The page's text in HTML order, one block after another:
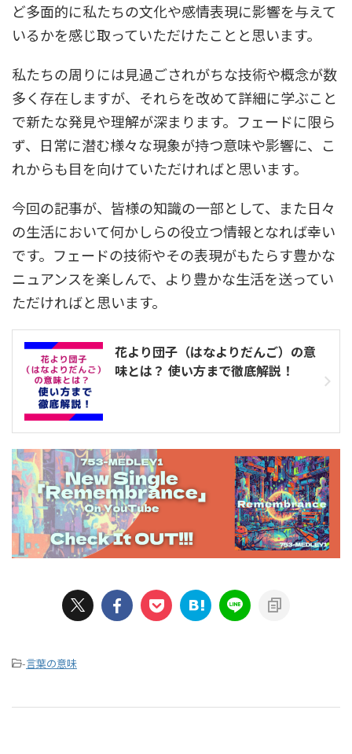
ど多面的に私たちの文化や感情表現に影響を与えて
いるかを感じ取っていただけたことと思います。
私たちの周りには見過ごされがちな技術や概念が数
多く存在しますが、それらを改めて詳細に学ぶこと
で新たな発見や理解が深まります。フェードに限ら
ず、日常に潜む様々な現象が持つ意味や影響に、こ
れからも目を向けていただければと思います。
今回の記事が、皆様の知識の一部として、また日々
の生活において何かしらの役立つ情報となれば幸い
です。フェードの技術やその表現がもたらす豊かな
ニュアンスを楽しんで、より豊かな生活を送ってい
ただければと思います。
花より団子（はなよりだんご）の意
味とは？ 使い方まで徹底解説！
-言葉の意味